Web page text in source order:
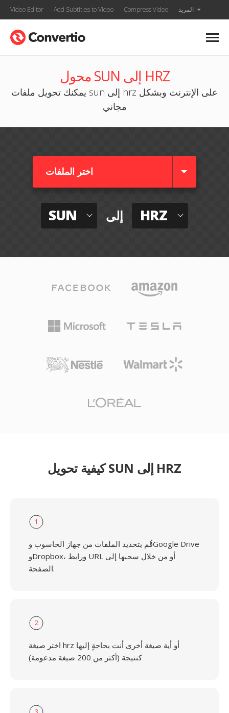
Video Editor Add Subtitles to Video Compress Video المزيد
محول SUN إلى HRZ
يمكنك تحويل ملفات sun إلى hrz على الإنترنت وبشكل
مجاني
اختر الملفات
SUN إلى HRZ
كيفية تحويل SUN إلى HRZ
1
قُم بتحديد الملفات من جهاز الحاسوب وGoogle Drive
وDropbox، ورابط URL أو من خلال سحبها إلى
الصفحة.
2
اختر صيغة hrz أو أية صيغة أخرى أنت بحاجةٍ إليها
كنتيجة (أكثر من 200 صيغة مدعومة)